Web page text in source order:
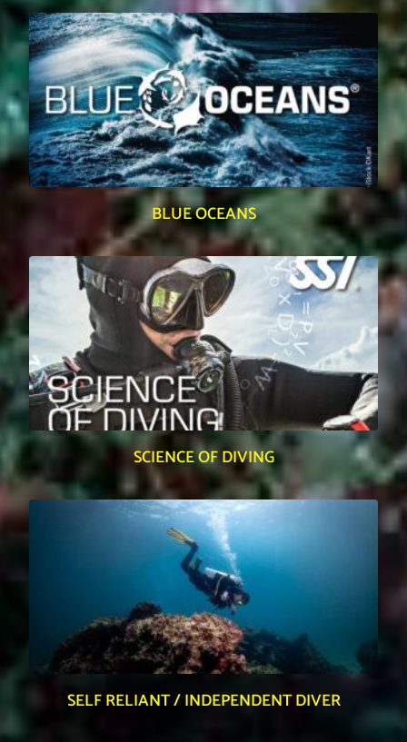
BLUE OCEANS
SCIENCE OF DIVING
SELF RELIANT / INDEPENDENT DIVER